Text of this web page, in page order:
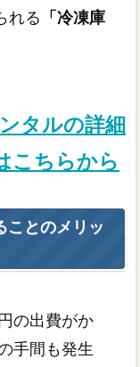
れる 「冷凍庫
タルの詳細
こちらから
ことのメリッ
の出費がか
手間も発生